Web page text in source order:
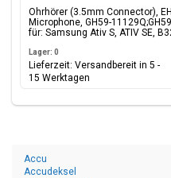
Ohrhörer (3.5mm Connector),
Microphone, GH59-
für: Samsung Ativ S, ATIV SE,
Lager: 0
Lieferzeit: Versandbereit in 5 -
15 Werktagen
Accu
Accudeksel